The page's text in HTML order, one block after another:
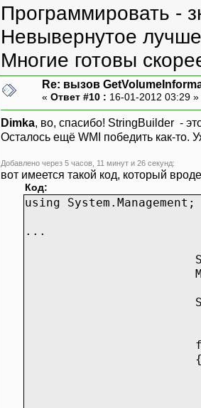
out
uint
out
uint
StringBuilder
uint
);
static voidMain
StringBuilder
uint
uint
uint
StringBuilder
Программировать -
Невывернутое
Многие готовы
Re: вызов
« Ответ #10 : 16-01-2012 03:29 »
Dimka, во, спасибо! StringBuilder -
Осталось ещё WMI победить как-то.
Добавлено через 5 часов, 11 минут и 26 секунд:
вот имеется такой код, который
Код:
using System.Management;
...